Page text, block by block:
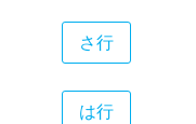
さ行
は行